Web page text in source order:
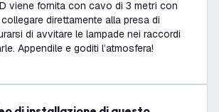
viene fornita con cavo di 3 metri con
direttamente alla presa di
di avvitare le lampade nei raccordi
Appendile e goditi l’atmosfera!